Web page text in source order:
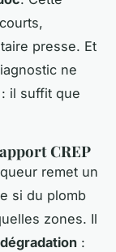
presse. Et
ne
il suffit que
CREP
remet un
si du plomb
zones. Il
: